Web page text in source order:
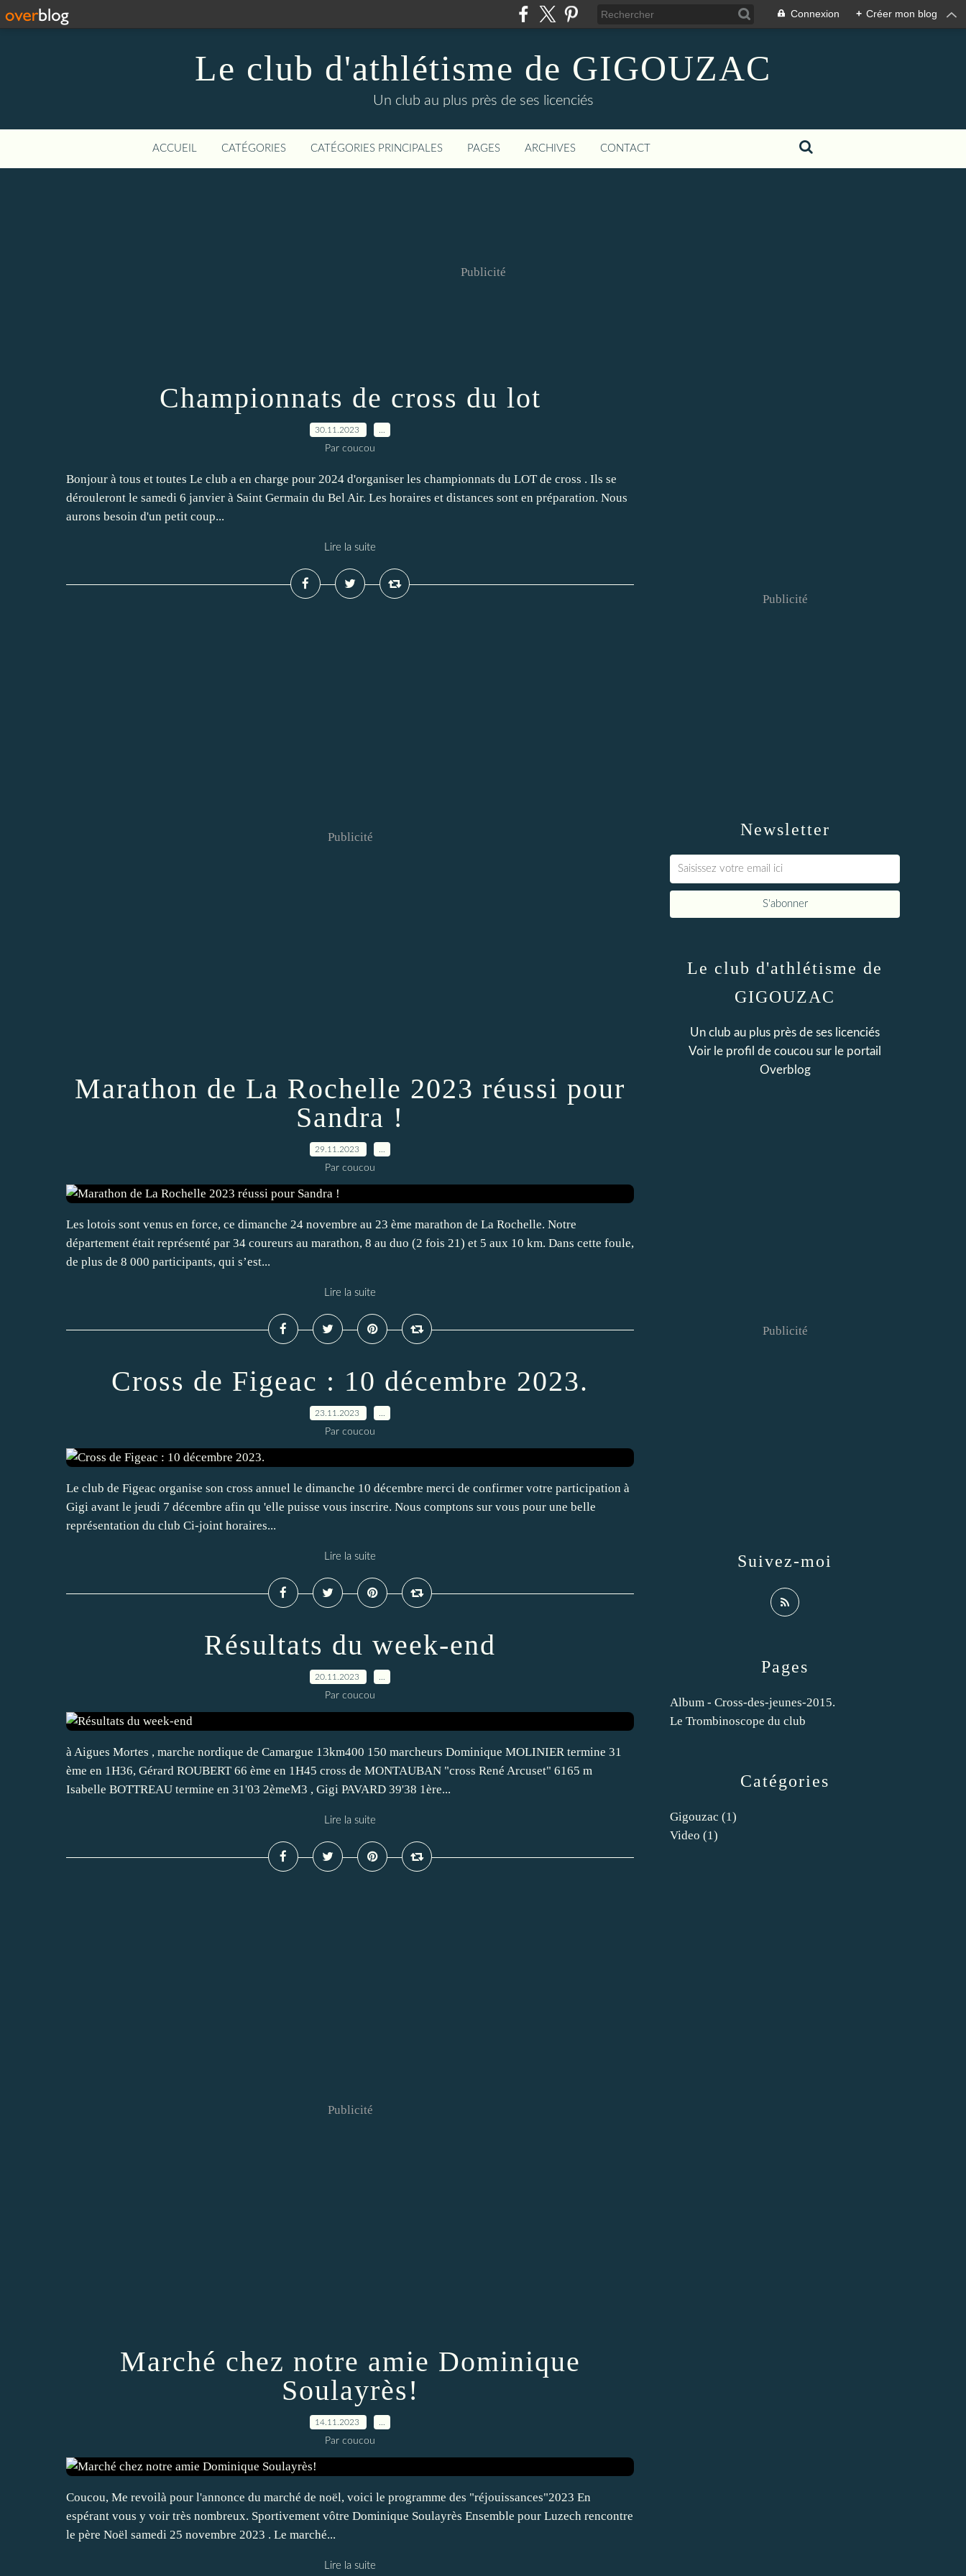
Connexion + Créer mon blog
Le club d'athlétisme de GIGOUZAC
Un club au plus près de ses licenciés
ACCUEIL CATÉGORIES CATÉGORIES PRINCIPALES PAGES ARCHIVES CONTACT
Publicité
Championnats de cross du lot
30.11.2023
Par coucou
Bonjour à tous et toutes Le club a en charge pour 2024 d'organiser les championnats du LOT de cross . Ils se
dérouleront le samedi 6 janvier à Saint Germain du Bel Air. Les horaires et distances sont en préparation. Nous
aurons besoin d'un petit coup...
Lire la suite
Publicité
Marathon de La Rochelle 2023 réussi pour
Sandra !
29.11.2023
Par coucou
Les lotois sont venus en force, ce dimanche 24 novembre au 23 ème marathon de La Rochelle. Notre
département était représenté par 34 coureurs au marathon, 8 au duo (2 fois 21) et 5 aux 10 km. Dans cette foule,
de plus de 8 000 participants, qui s’est...
Lire la suite
Cross de Figeac : 10 décembre 2023.
23.11.2023
Par coucou
Le club de Figeac organise son cross annuel le dimanche 10 décembre merci de confirmer votre participation à
Gigi avant le jeudi 7 décembre afin qu 'elle puisse vous inscrire. Nous comptons sur vous pour une belle
représentation du club Ci-joint horaires...
Lire la suite
Résultats du week-end
20.11.2023
Par coucou
à Aigues Mortes , marche nordique de Camargue 13km400 150 marcheurs Dominique MOLINIER termine 31
ème en 1H36, Gérard ROUBERT 66 ème en 1H45 cross de MONTAUBAN "cross René Arcuset" 6165 m
Isabelle BOTTREAU termine en 31'03 2èmeM3 , Gigi PAVARD 39'38 1ère...
Lire la suite
Publicité
Marché chez notre amie Dominique
Soulayrès!
14.11.2023
Par coucou
Coucou, Me revoilà pour l'annonce du marché de noël, voici le programme des "réjouissances"2023 En
espérant vous y voir très nombreux. Sportivement vôtre Dominique Soulayrès Ensemble pour Luzech rencontre
le père Noël samedi 25 novembre 2023 . Le marché...
Lire la suite
Newsletter
Publicité
Catégories
Gigouzac (1)
Video (1)
Pages
Album - Cross-des-jeunes-2015.
Le Trombinoscope du club
Le club d'athlétisme de
GIGOUZAC
Un club au plus près de ses licenciés
Voir le profil de coucou sur le portail
Overblog
Suivez-moi
Publicité